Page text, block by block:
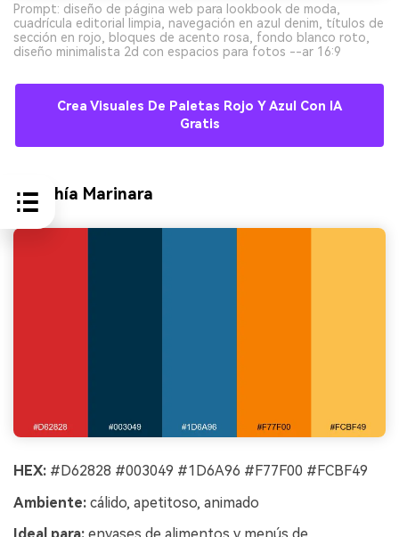
Prompt: diseño de página web para lookbook de moda,
cuadrícula editorial limpia, navegación en azul denim, títulos de
sección en rojo, bloques de acento rosa, fondo blanco roto,
diseño minimalista 2d con espacios para fotos --ar 16:9
Crea Visuales De Paletas Rojo Y Azul Con IA
Gratis
9) Bahía Marinara
HEX: #D62828 #003049 #1D6A96 #F77F00 #FCBF49
Ambiente: cálido, apetitoso, animado